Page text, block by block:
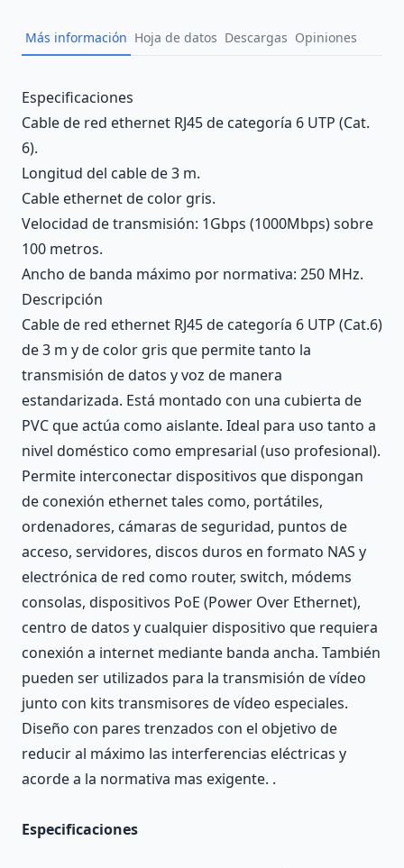
Más información Hoja de datos Descargas Opiniones
Description
Especificaciones
Cable de red ethernet RJ45 de categoría 6 UTP (Cat.
6).
Longitud del cable de 3 m.
Cable ethernet de color gris.
Velocidad de transmisión: 1Gbps (1000Mbps) sobre
100 metros.
Ancho de banda máximo por normativa: 250 MHz.
Descripción
Cable de red ethernet RJ45 de categoría 6 UTP (Cat.6)
de 3 m y de color gris que permite tanto la
transmisión de datos y voz de manera
estandarizada. Está montado con una cubierta de
PVC que actúa como aislante. Ideal para uso tanto a
nivel doméstico como empresarial (uso profesional).
Permite interconectar dispositivos que dispongan
de conexión ethernet tales como, portátiles,
ordenadores, cámaras de seguridad, puntos de
acceso, servidores, discos duros en formato NAS y
electrónica de red como router, switch, módems
consolas, dispositivos PoE (Power Over Ethernet),
centro de datos y cualquier dispositivo que requiera
conexión a internet mediante banda ancha. También
pueden ser utilizados para la transmisión de vídeo
junto con kits transmisores de vídeo especiales.
Diseño con pares trenzados con el objetivo de
reducir al máximo las interferencias eléctricas y
acorde a la normativa mas exigente. .
Especificaciones